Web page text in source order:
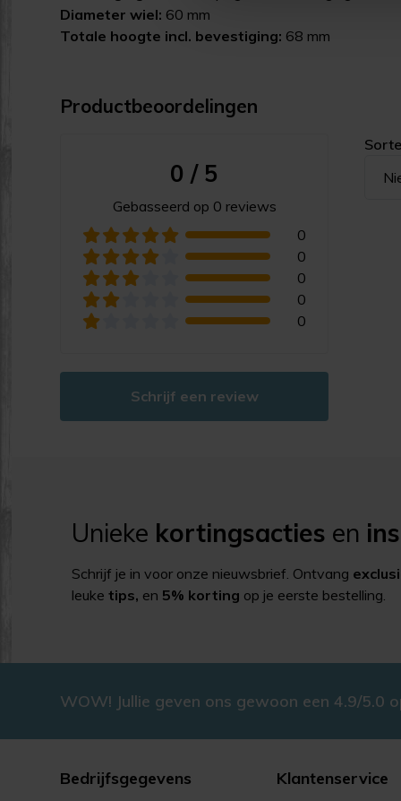
Diameter wiel: 60 mm
Totale hoogte incl. bevestiging: 68 mm
Productbeoordelingen
0 / 5
Gebasseerd op 0 reviews
0
0
0
0
0
Schrijf een review
Unieke kortingsacties en
Schrijf je in voor onze nieuwsbrief. Ontvang
leuketips, en 5% korting op je eerste bestelling.
WOW! Jullie geven ons gewoon een 4.9/5.0
Bedrijfsgegevens Klantenservice